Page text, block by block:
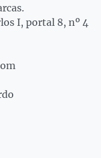
I, portal 8, nº 4